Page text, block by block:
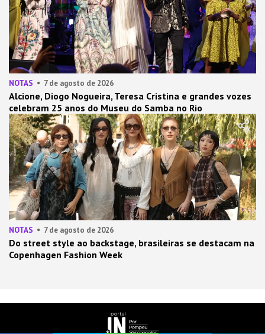
NOTAS 7 de agosto de 2026
Alcione, Diogo Nogueira, Teresa Cristina e grandes vozes
celebram 25 anos do Museu do Samba no Rio
NOTAS 7 de agosto de 2026
Do street style ao backstage, brasileiras se destacam na
Copenhagen Fashion Week